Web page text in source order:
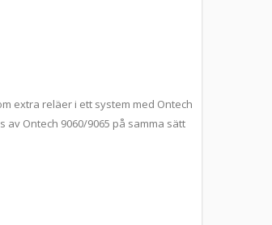
extra reläer i ett system med Ontech
Ontech 9060/9065 på samma sätt